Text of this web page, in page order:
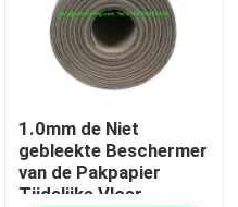
1.0mm de Niet
gebleekte Beschermer
van de Pakpapier
Tijdelijke Vloer